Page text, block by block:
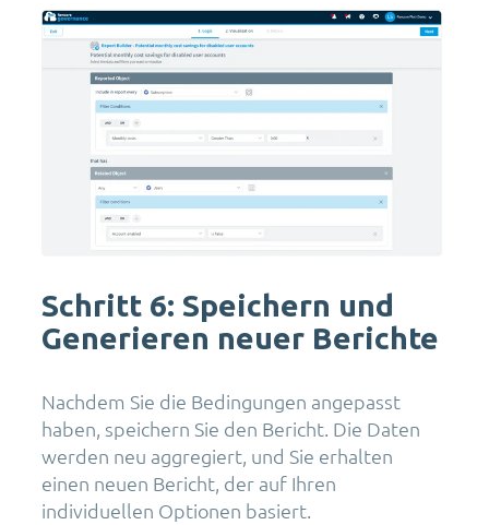
Schritt 6: Speichern und
Generieren neuer Berichte
Nachdem Sie die Bedingungen angepasst
haben, speichern Sie den Bericht. Die Daten
werden neu aggregiert, und Sie erhalten
einen neuen Bericht, der auf Ihren
individuellen Optionen basiert.